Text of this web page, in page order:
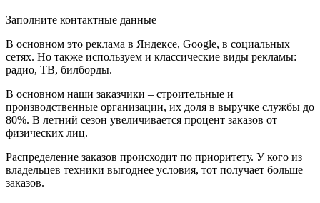
Заполните контактные данные
В основном это реклама в Яндексе, Google, в социальных
сетях. Но также используем и классические виды рекламы:
радио, ТВ, билборды.
В основном наши заказчики – строительные и
производственные организации, их доля в выручке службы до
80%. В летний сезон увеличивается процент заказов от
физических лиц.
Распределение заказов происходит по приоритету. У кого из
владельцев техники выгоднее условия, тот получает больше
заказов.